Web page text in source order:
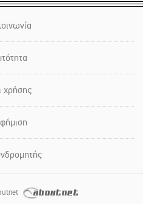
χρήσης